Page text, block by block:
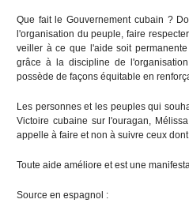
Que fait le Gouvernement cubain ?
l'organisation du peuple, faire
veiller à ce que l'aide soit
grâce à la discipline de
possède de façons équitable en
Les personnes et les peuples qui
Victoire cubaine sur l'ouragan,
appelle à faire et non à suivre ceux
Toute aide améliore et est une
Source en espagnol :